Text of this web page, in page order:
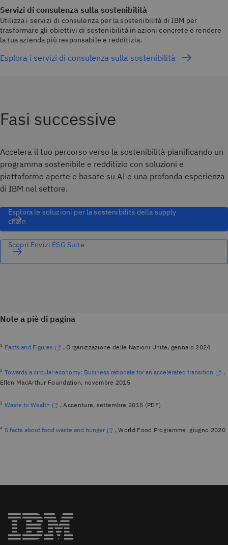
Servizi di consulenza sulla sostenibilità
Utilizza i servizi di consulenza per la sostenibilità di IBM per
trasformare gli obiettivi di sostenibilità in azioni concrete e rendere
la tua azienda più responsabile e redditizia.
Esplora i servizi di consulenza sulla sostenibilità
Fasi successive
Accelera il tuo percorso verso la sostenibilità pianificando un
programma sostenibile e redditizio con soluzioni e
piattaforme aperte e basate su AI e una profonda esperienza
di IBM nel settore.
Esplora le soluzioni per la sostenibilità della supply
chain
Scopri Envizi ESG Suite
Note a piè di pagina
1 Facts and Figures , Organizzazione delle Nazioni Unite, gennaio 2024
2 Towards a circular economy: Business rationale for an accelerated transition
,
Ellen MacArthur Foundation, novembre 2015
3 Waste to Wealth , Accenture, settembre 2015 (PDF)
4 5 facts about food waste and hunger , World Food Programme, giugno 2020